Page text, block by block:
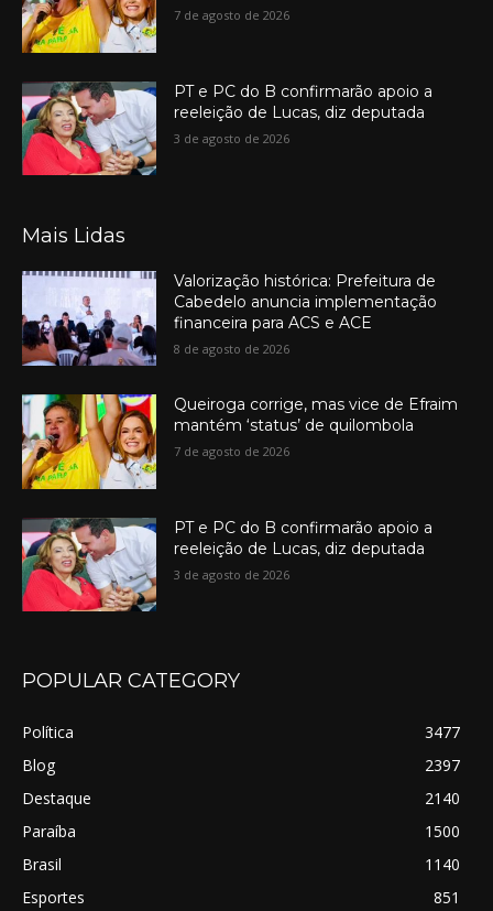
7 de agosto de 2026
PT e PC do B confirmarão apoio a
reeleição de Lucas, diz deputada
3 de agosto de 2026
Mais Lidas
Valorização histórica: Prefeitura de
Cabedelo anuncia implementação
financeira para ACS e ACE
8 de agosto de 2026
Queiroga corrige, mas vice de Efraim
mantém ‘status’ de quilombola
7 de agosto de 2026
PT e PC do B confirmarão apoio a
reeleição de Lucas, diz deputada
3 de agosto de 2026
POPULAR CATEGORY
Política
3477
Blog
2397
Destaque
2140
Paraíba
1500
Brasil
1140
Esportes
851